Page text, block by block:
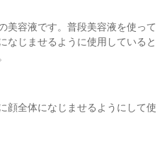
美容液です。普段美容液を使って
なじませるように使用していると
顔全体になじませるようにして使